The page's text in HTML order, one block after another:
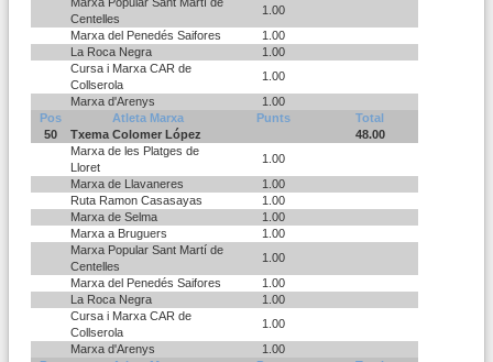
Centelles
1.00
Marxa del Penedés Saifores
1.00
La Roca Negra
1.00
Cursa i Marxa CAR de
Collserola
1.00
Marxa d'Arenys
1.00
Pos
Atleta Marxa Punts
Total
50
Txema Colomer López
48.00
Marxa de les Platges de
Lloret
1.00
Marxa de Llavaneres
1.00
Ruta Ramon Casasayas
1.00
Marxa de Selma
1.00
Marxa a Bruguers
1.00
Marxa Popular Sant Martí de
Centelles
1.00
Marxa del Penedés Saifores
1.00
La Roca Negra
1.00
Cursa i Marxa CAR de
Collserola
1.00
Marxa d'Arenys
1.00